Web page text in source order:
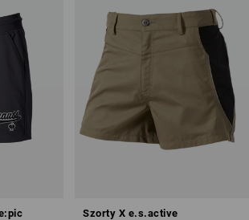
Szorty X e.s.active